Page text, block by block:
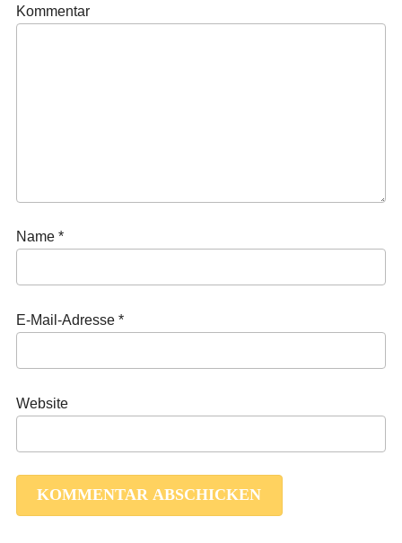
Kommentar
Name *
E-Mail-Adresse *
Website